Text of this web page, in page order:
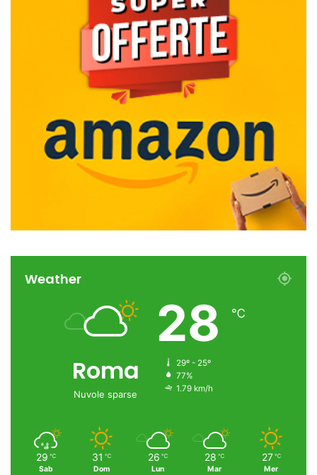
Weather
Roma
Nuvole sparse
28 ℃
29º - 25º
77%
1.79 km/h
29 ℃
Sab
31 ℃
Dom
26 ℃
Lun
28 ℃
Mar
27 ℃
Mer